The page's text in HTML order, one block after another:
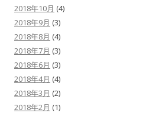
2018年10月 (4)
2018年9月 (3)
2018年8月 (4)
2018年7月 (3)
2018年6月 (3)
2018年4月 (4)
2018年3月 (2)
2018年2月 (1)